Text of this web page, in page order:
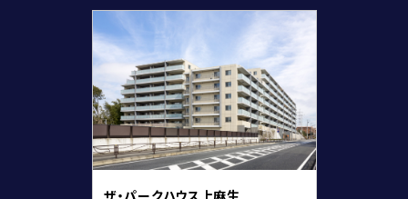
ザ・パークハウス上麻生